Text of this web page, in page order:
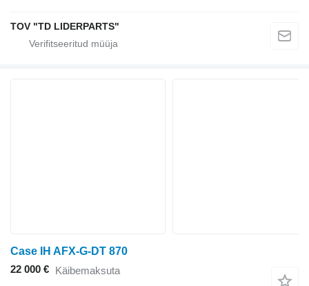
TOV "TD LIDERPARTS"
Case IH AFX-G-DT 870
22 000 € Käibemaksuta